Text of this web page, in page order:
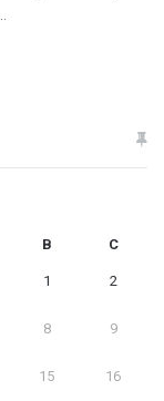
B C
1 2
8 9
15 16